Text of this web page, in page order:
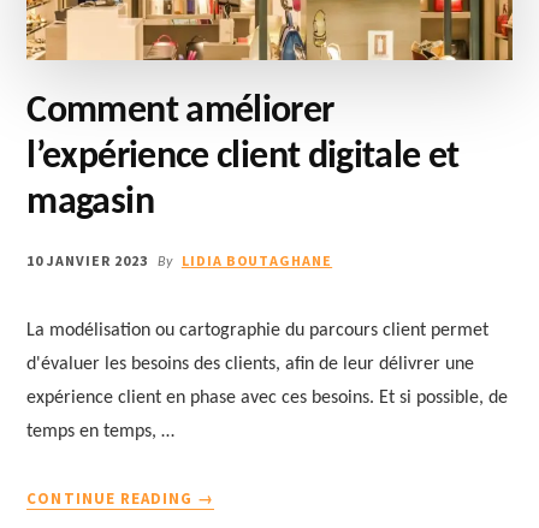
Comment améliorer
l’expérience client digitale et
magasin
10 JANVIER 2023 By LIDIA BOUTAGHANE
La modélisation ou cartographie du parcours client permet
d'évaluer les besoins des clients, afin de leur délivrer une
expérience client en phase avec ces besoins. Et si possible, de
temps en temps, …
CONTINUE READING →